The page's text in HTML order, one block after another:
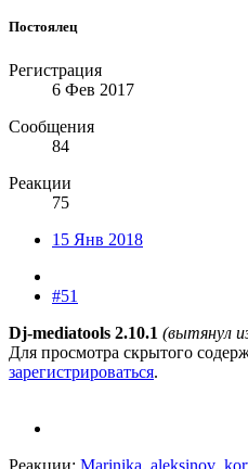
Постоялец
Регистрация
6 Фев 2017
Сообщения
84
Реакции
75
15 Янв 2018
#51
Dj-mediatools 2.10.1 (вытянул
Для просмотра скрытого
зарегистрироваться.
Реакции: Marinika, aleksinov,